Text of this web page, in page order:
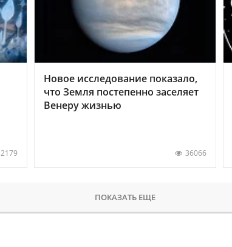
2179
Новое исследование показало,
что Земля постепенно заселяет
Венеру жизнью
36066
ПОКАЗАТЬ ЕЩЕ